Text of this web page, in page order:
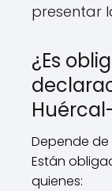
presentar
¿Es
Depende de
Están
quienes: